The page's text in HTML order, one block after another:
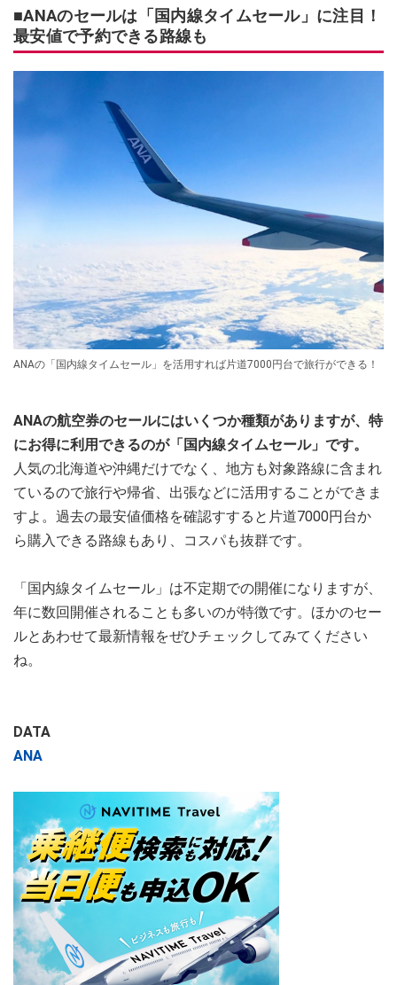
■ANAのセールは「国内線タイムセール」に注目！
最安値で予約できる路線も
ANAの「国内線タイムセール」を活用すれば片道7000円台で旅行ができる！
ANAの航空券のセールにはいくつか種類がありますが、特
にお得に利用できるのが「国内線タイムセール」です。
人気の北海道や沖縄だけでなく、地方も対象路線に含まれ
ているので旅行や帰省、出張などに活用することができま
すよ。過去の最安値価格を確認すすると片道7000円台か
ら購入できる路線もあり、コスパも抜群です。
「国内線タイムセール」は不定期での開催になりますが、
年に数回開催されることも多いのが特徴です。ほかのセー
ルとあわせて最新情報をぜひチェックしてみてください
ね。
DATA
ANA